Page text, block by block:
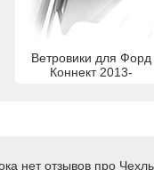
Ветровики для Форд
Коннект 2013-
нет отзывов про